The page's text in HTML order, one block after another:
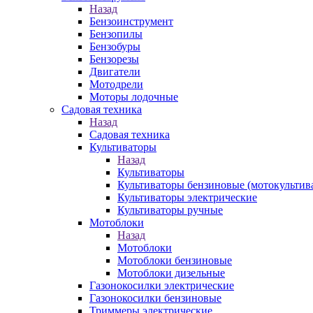
Назад
Бензоинструмент
Бензопилы
Бензобуры
Бензорезы
Двигатели
Мотодрели
Моторы лодочные
Садовая техника
Назад
Садовая техника
Культиваторы
Назад
Культиваторы
Культиваторы бензиновые
Культиваторы электрические
Культиваторы ручные
Мотоблоки
Назад
Мотоблоки
Мотоблоки бензиновые
Мотоблоки дизельные
Газонокосилки электрические
Газонокосилки бензиновые
Триммеры электрические